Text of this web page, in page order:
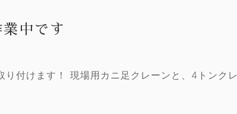
中です
り付けます！ 現場用カニ足クレーンと、4トンク